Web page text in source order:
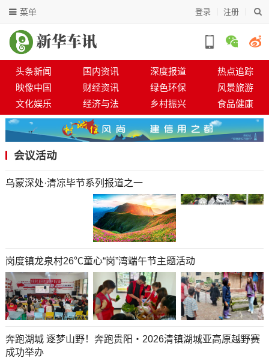
登录 注册
菜单
头条新闻 国内资讯 深度报道
热点追踪
映像中国
财经资讯 绿色环保
风景旅游
文化娱乐
经济与法 乡村振兴 食品健康
会议活动
乌蒙深处·清凉毕节系列报道之一
岗度镇龙泉村26℃童心“岗”湾端午节主题活动
奔跑湖城 逐梦山野！奔跑贵阳・2026清镇湖城亚高原越野赛
成功举办